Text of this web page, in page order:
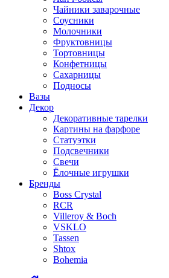
Чайники заварочные
Соусники
Молочники
Фруктовницы
Тортовницы
Конфетницы
Сахарницы
Подносы
Вазы
Декор
Декоративные тарелки
Картины на фарфоре
Статуэтки
Подсвечники
Свечи
Ёлочные игрушки
Бренды
Boss Crystal
RCR
Villeroy & Boch
VSKLO
Tassen
Shtox
Bohemia